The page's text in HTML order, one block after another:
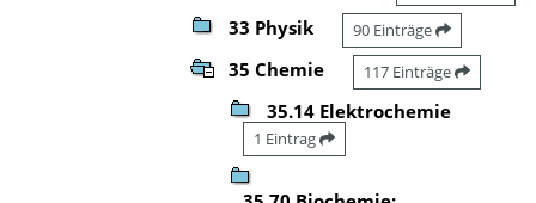
33 Physik 90 Einträge
35 Chemie 117 Einträge
35.14 Elektrochemie
1 Eintrag